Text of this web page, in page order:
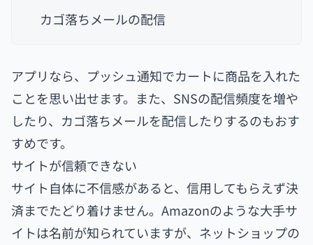
カゴ落ちメールの配信
アプリなら、プッシュ通知でカートに商品を入れた
ことを思い出せます。また、SNSの配信頻度を増や
したり、カゴ落ちメールを配信したりするのもおす
すめです。
サイトが信頼できない
サイト自体に不信感があると、信用してもらえず決
済までたどり着けません。Amazonのような大手サ
イトは名前が知られていますが、ネットショップの